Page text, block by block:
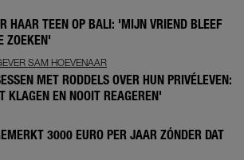
HAAR TEEN OP BALI: 'MIJN VRIEND BLEEF
ZOEKEN'
SAM HOEVENAAR
MET RODDELS OVER HUN PRIVÉLEVEN:
KLAGEN EN NOOIT REAGEREN'
3000 EURO PER JAAR ZÓNDER DAT